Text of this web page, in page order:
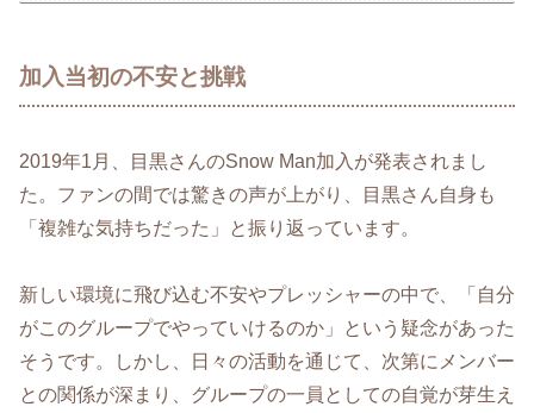
加入当初の不安と挑戦
2019年1月、目黒さんのSnow Man加入が発表されまし
た。ファンの間では驚きの声が上がり、目黒さん自身も
「複雑な気持ちだった」と振り返っています。
新しい環境に飛び込む不安やプレッシャーの中で、「自分
がこのグループでやっていけるのか」という疑念があった
そうです。しかし、日々の活動を通じて、次第にメンバー
との関係が深まり、グループの一員としての自覚が芽生え